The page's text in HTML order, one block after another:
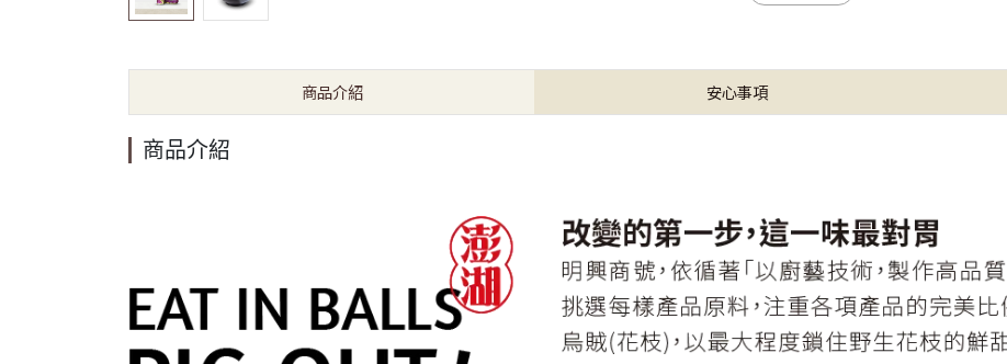
商品介紹 安心事項
商品介紹